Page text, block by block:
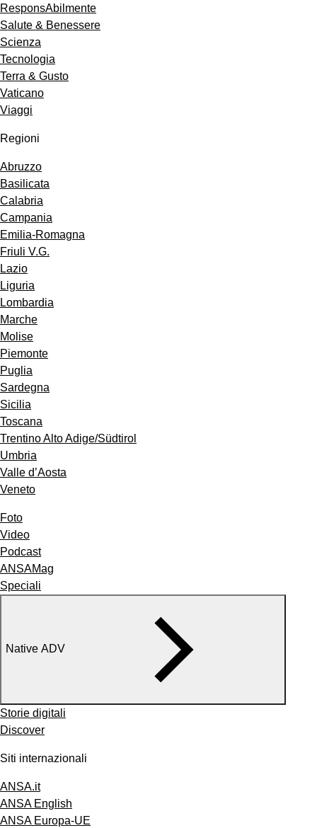
ResponsAbilmente
Salute & Benessere
Scienza
Tecnologia
Terra & Gusto
Vaticano
Viaggi
Regioni
Abruzzo
Basilicata
Calabria
Campania
Emilia-Romagna
Friuli V.G.
Lazio
Liguria
Lombardia
Marche
Molise
Piemonte
Puglia
Sardegna
Sicilia
Toscana
Trentino Alto Adige/Südtirol
Umbria
Valle d’Aosta
Veneto
Foto
Video
Podcast
ANSAMag
Speciali
Native ADV
Storie digitali
Discover
Siti internazionali
ANSA.it
ANSA English
ANSA Europa-UE